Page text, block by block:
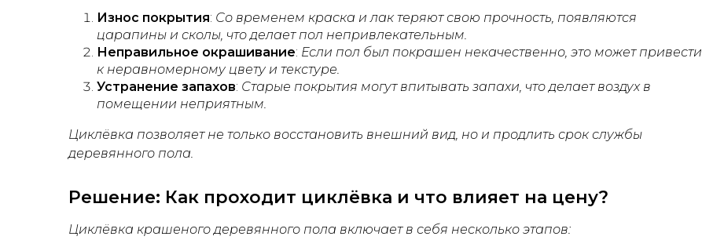
Износ покрытия: Со временем краска и лак теряют свою прочность, появляются
царапины и сколы, что делает пол непривлекательным.
Неправильное окрашивание: Если пол был покрашен некачественно, это может привести
к неравномерному цвету и текстуре.
Устранение запахов: Старые покрытия могут впитывать запахи, что делает воздух в
помещении неприятным.
Циклёвка позволяет не только восстановить внешний вид, но и продлить срок службы
деревянного пола.
Решение: Как проходит циклёвка и что влияет на цену?
Циклёвка крашеного деревянного пола включает в себя несколько этапов: